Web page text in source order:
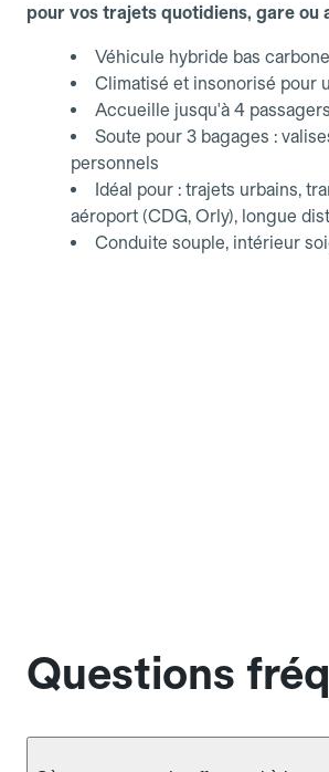
pour vos trajets quotidiens, gare ou
Véhicule hybride bas
Climatisé et insonorisé pour
Accueille jusqu'à 4
Soute pour 3 bagages :
personnels
Idéal pour : trajets urbains,
aéroport (CDG, Orly), longue
Conduite souple, intérieur
Questions